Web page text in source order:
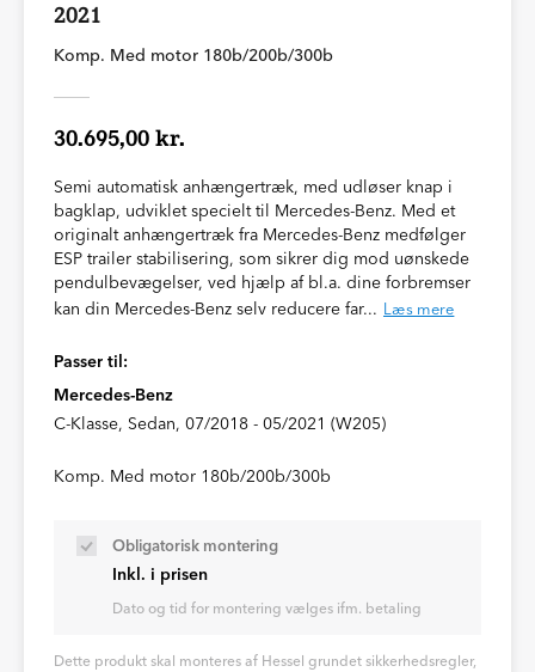
2021
Komp. Med motor 180b/200b/300b
30.695,00 kr.
Semi automatisk anhængertræk, med udløser knap i
bagklap, udviklet specielt til Mercedes-Benz. Med et
originalt anhængertræk fra Mercedes-Benz medfølger
ESP trailer stabilisering, som sikrer dig mod uønskede
pendulbevægelser, ved hjælp af bl.a. dine forbremser
kan din Mercedes-Benz selv reducere far... Læs mere
Passer til:
Mercedes-Benz
C-Klasse, Sedan, 07/2018 - 05/2021 (W205)
Komp. Med motor 180b/200b/300b
Obligatorisk montering
Inkl. i prisen
Dato og tid for montering vælges ifm. betaling
Dette produkt skal monteres af Hessel grundet sikkerhedsregler,